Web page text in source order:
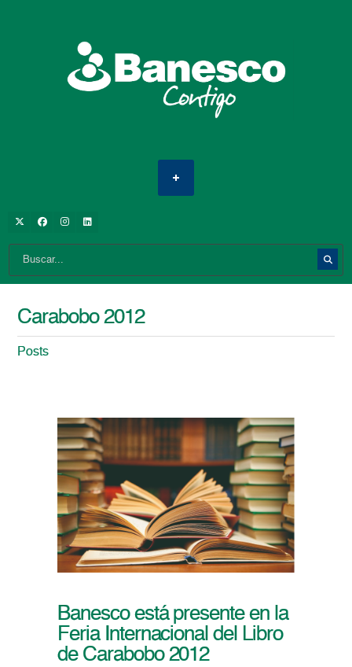
Carabobo 2012
Posts
Banesco está presente en la
Feria Internacional del Libro
de Carabobo 2012